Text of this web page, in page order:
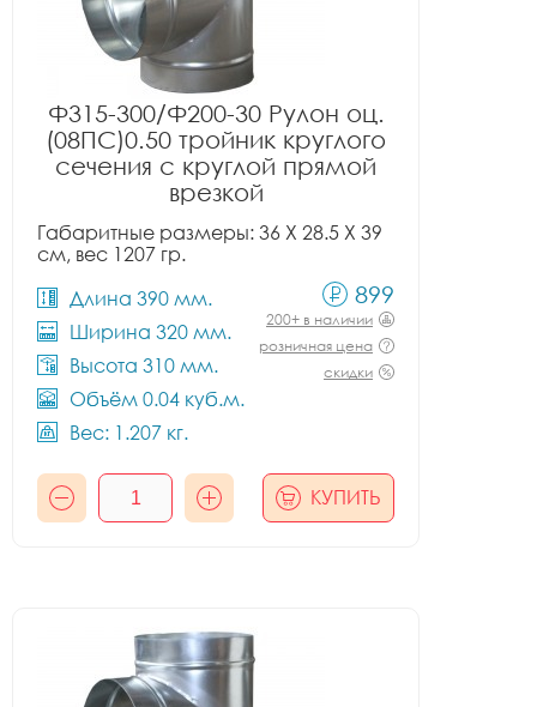
Ф315-300/Ф200-30 Рулон оц.
(08ПС)0.50 тройник круглого
сечения с круглой прямой
врезкой
Габаритные размеры: 36 X 28.5 X 39
см, вес 1207 гр.
Длина 390 мм.
Ширина 320 мм.
Высота 310 мм.
Объём 0.04 куб.м.
Вес: 1.207 кг.
899
200+ в наличии
розничная цена
скидки
КУПИТЬ